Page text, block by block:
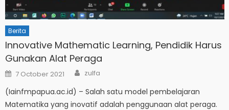
Berita
Innovative Mathematic Learning, Pendidik Harus
Gunakan Alat Peraga
Posted
on
7 October 2021 Author
zulfa
(Iainfmpapua.ac.id) – Salah satu model pembelajaran
Matematika yang inovatif adalah penggunaan alat peraga.